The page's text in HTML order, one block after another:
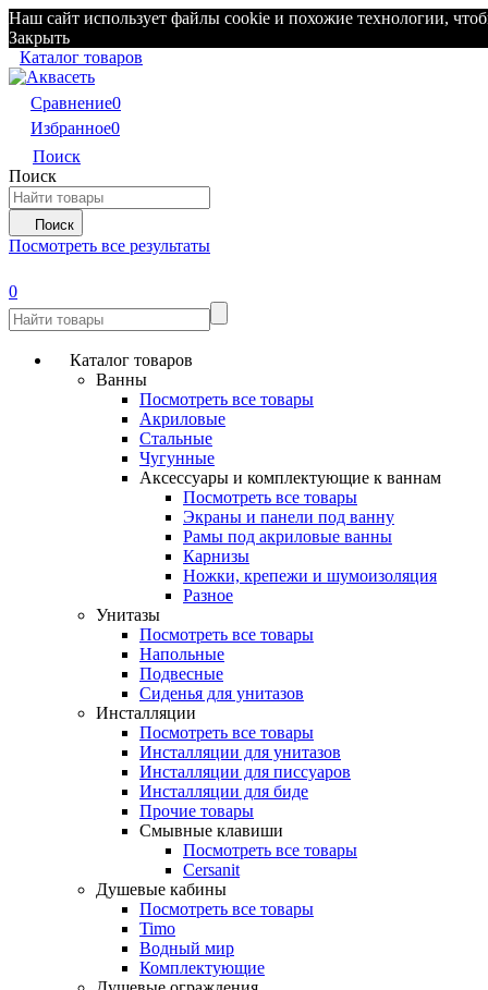
Наш сайт использует файлы cookie и похожие технологии,
Закрыть
Каталог товаров
Сравнение0
Избранное0
Поиск
Поиск
Поиск
Посмотреть все результаты
0
Каталог товаров
Ванны
Посмотреть все товары
Акриловые
Стальные
Чугунные
Аксессуары и комплектующие к ваннам
Посмотреть все товары
Экраны и панели под ванну
Рамы под акриловые ванны
Карнизы
Ножки, крепежи и шумоизоляция
Разное
Унитазы
Посмотреть все товары
Напольные
Подвесные
Сиденья для унитазов
Инсталляции
Посмотреть все товары
Инсталляции для унитазов
Инсталляции для писсуаров
Инсталляции для биде
Прочие товары
Смывные клавиши
Посмотреть все товары
Cersanit
Душевые кабины
Посмотреть все товары
Timo
Водный мир
Комплектующие